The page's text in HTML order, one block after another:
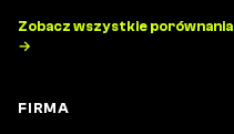
Zobacz wszystkie porównania
→
FIRMA